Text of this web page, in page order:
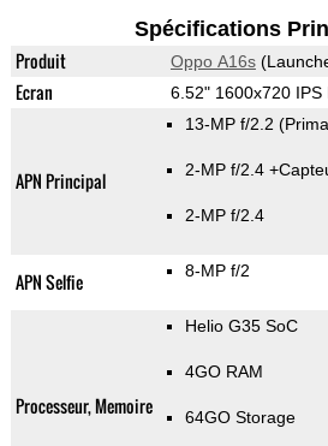
Spécifications
Produit Oppo A16s
Ecran 6.52" 1600x720 IPS
APN Principal
13-MP f/2.2
2-MP f/2.4
2-MP f/2.4
APN Selfie 8-MP f/2
Processeur, Memoire
Helio G35 SoC
4GO RAM
64GO Storage